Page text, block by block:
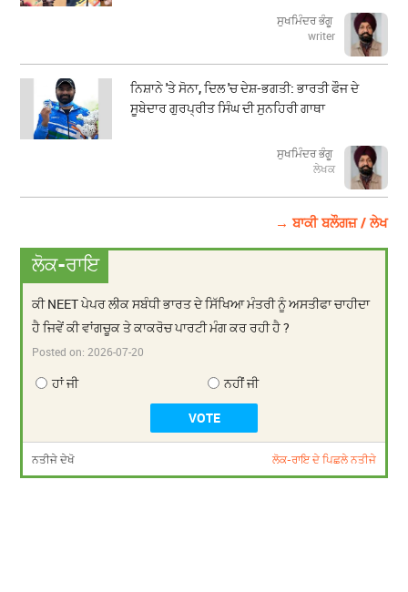
ਸੁਖਮਿੰਦਰ ਭੰਗੂ
writer
ਨਿਸ਼ਾਨੇ 'ਤੇ ਸੋਨਾ, ਦਿਲ 'ਚ ਦੇਸ਼-ਭਗਤੀ: ਭਾਰਤੀ ਫੌਜ ਦੇ
ਸੂਬੇਦਾਰ ਗੁਰਪ੍ਰੀਤ ਸਿੰਘ ਦੀ ਸੁਨਹਿਰੀ ਗਾਥਾ
ਸੁਖਮਿੰਦਰ ਭੰਗੂ
ਲੇਖਕ
→ ਬਾਕੀ ਬਲੌਗਜ਼ / ਲੇਖ
ਲੋਕ-ਰਾਇ
ਕੀ NEET ਪੇਪਰ ਲੀਕ ਸਬੰਧੀ ਭਾਰਤ ਦੇ ਸਿੱਖਿਆ ਮੰਤਰੀ ਨੂੰ ਅਸਤੀਫਾ ਚਾਹੀਦਾ
ਹੈ ਜਿਵੇਂ ਕੀ ਵਾਂਗਚੂਕ ਤੇ ਕਾਕਰੋਚ ਪਾਰਟੀ ਮੰਗ ਕਰ ਰਹੀ ਹੈ ?
Posted on:2026-07-20
ਹਾਂ ਜੀ ਨਹੀਂ ਜੀ
ਨਤੀਜੇ ਦੇਖੋ ਲੋਕ-ਰਾਇ ਦੇ ਪਿਛਲੇ ਨਤੀਜੇ